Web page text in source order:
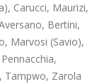
Carucci, Maurizi,
Bertini,
Marvosi (Savio),
Tampwo, Zarola